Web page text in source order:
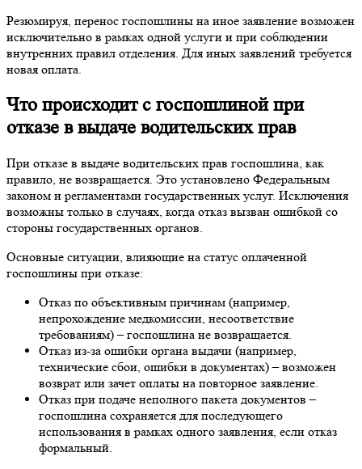
Резюмируя, перенос госпошлины на иное заявление возможен
исключительно в рамках одной услуги и при соблюдении
внутренних правил отделения. Для иных заявлений требуется
новая оплата.
Что происходит с госпошлиной при
отказе в выдаче водительских прав
При отказе в выдаче водительских прав госпошлина, как
правило, не возвращается. Это установлено Федеральным
законом и регламентами государственных услуг. Исключения
возможны только в случаях, когда отказ вызван ошибкой со
стороны государственных органов.
Основные ситуации, влияющие на статус оплаченной
госпошлины при отказе:
Отказ по объективным причинам (например,
непрохождение медкомиссии, несоответствие
требованиям) – госпошлина не возвращается.
Отказ из-за ошибки органа выдачи (например,
технические сбои, ошибки в документах) – возможен
возврат или зачет оплаты на повторное заявление.
Отказ при подаче неполного пакета документов –
госпошлина сохраняется для последующего
использования в рамках одного заявления, если отказ
формальный.